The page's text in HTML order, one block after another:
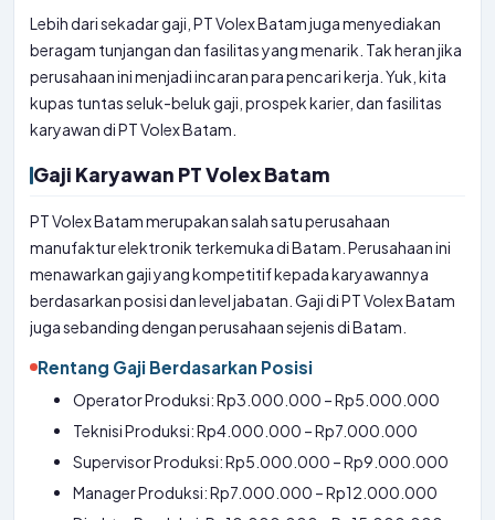
Lebih dari sekadar gaji, PT Volex Batam juga menyediakan
beragam tunjangan dan fasilitas yang menarik. Tak heran jika
perusahaan ini menjadi incaran para pencari kerja. Yuk, kita
kupas tuntas seluk-beluk gaji, prospek karier, dan fasilitas
karyawan di PT Volex Batam.
Gaji Karyawan PT Volex Batam
PT Volex Batam merupakan salah satu perusahaan
manufaktur elektronik terkemuka di Batam. Perusahaan ini
menawarkan gaji yang kompetitif kepada karyawannya
berdasarkan posisi dan level jabatan. Gaji di PT Volex Batam
juga sebanding dengan perusahaan sejenis di Batam.
Rentang Gaji Berdasarkan Posisi
Operator Produksi: Rp3.000.000 – Rp5.000.000
Teknisi Produksi: Rp4.000.000 – Rp7.000.000
Supervisor Produksi: Rp5.000.000 – Rp9.000.000
Manager Produksi: Rp7.000.000 – Rp12.000.000